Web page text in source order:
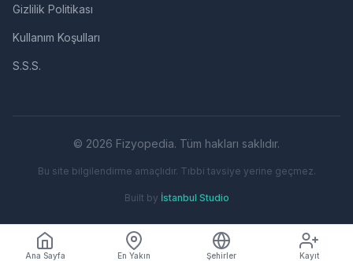
Gizlilik Politikası
Kullanım Koşulları
S.S.S.
© 2026 Fizyopedia. Tüm hakları saklıdır.
Bu site bilgilendirme amaçlıdır. Tıbbi tavsiye yerine geçmez.
Built by İstanbul Studio
Ana Sayfa En Yakın Şehirler Kayıt